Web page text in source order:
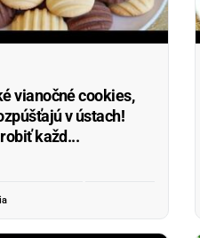
vianočné cookies,
v ústach!
každ...